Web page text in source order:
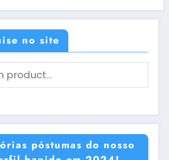
no site
póstumas do nosso